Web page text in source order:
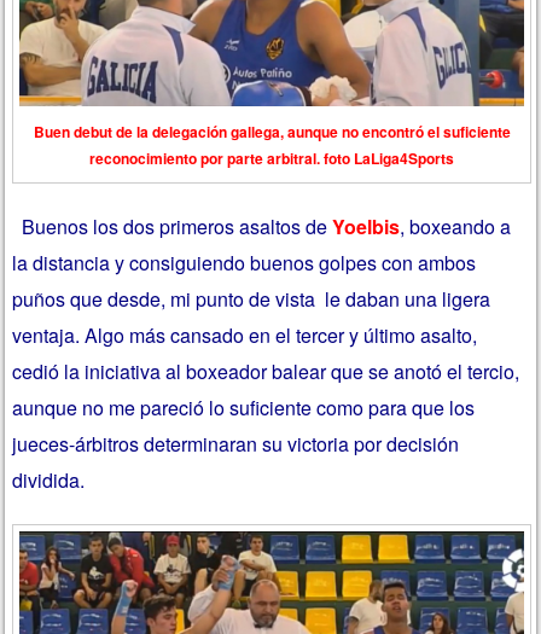
Buen debut de la delegación gallega, aunque no encontró el suficiente
reconocimiento por parte arbitral.foto LaLiga4Sports
Buenos los dos primeros asaltos deYoelbis, boxeando a
la distancia y consiguiendo buenos golpes con ambos
puños que desde, mi punto de vista le daban una ligera
ventaja. Algo más cansado en el tercer y último asalto,
cedió la iniciativa al boxeador balear que se anotó el tercio,
aunque no me pareció lo suficiente como para que los
jueces-árbitros determinaran su victoria por decisión
dividida.